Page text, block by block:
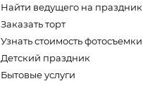
Найти ведущего на праздник
Заказать торт
Узнать стоимость фотосъемки
Детский праздник
Бытовые услуги